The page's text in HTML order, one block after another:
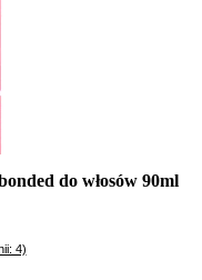
do włosów 90ml
4)